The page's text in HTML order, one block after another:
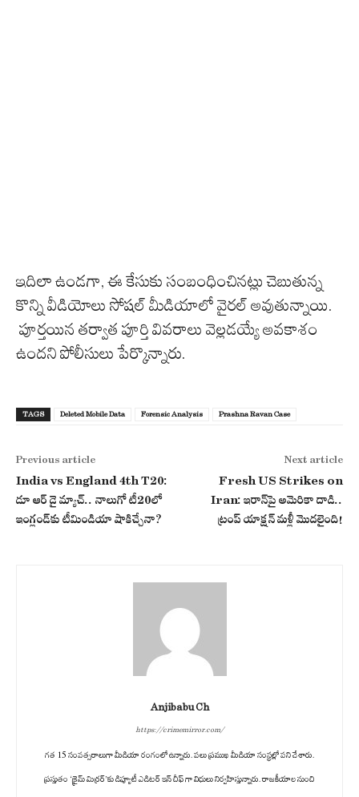
ఇదిలా ఉండగా, ఈ కేసుకు సంబంధించినట్లు చెబుతున్న
కొన్ని వీడియోలు సోషల్ మీడియాలో వైరల్ అవుతున్నాయి.
పూర్తయిన తర్వాత పూర్తి వివరాలు వెల్లడయ్యే అవకాశం
ఉందని పోలీసులు పేర్కొన్నారు.
TAGS Deleted Mobile Data Forensic Analysis Prashna Ravan Case
Previous article
India vs England 4th T20:
డూ ఆర్ డై మ్యాచ్.. నాలుగో టీ20లో
ఇంగ్లండ్‌కు టీమిండియా షాకిచ్చేనా?
Next article
Fresh US Strikes on
Iran: ఇరాన్‌పై అమెరికా దాడి..
ట్రంప్ యాక్షన్ మళ్లీ మొదలైంది!
Anjibabu Ch
https://crimemirror.com/
గత 15 సంవత్సరాలుగా మీడియా రంగంలో ఉన్నారు. పలు ప్రముఖ మీడియా సంస్థల్లో పని చేశారు.
ప్రస్తుతం ‘క్రైమ్ మిర్రర్’కు డిప్యూటీ ఎడిటర్ ఇన్ చీఫ్ గా విధులు నిర్వహిస్తున్నారు. రాజకీయాల నుంచి